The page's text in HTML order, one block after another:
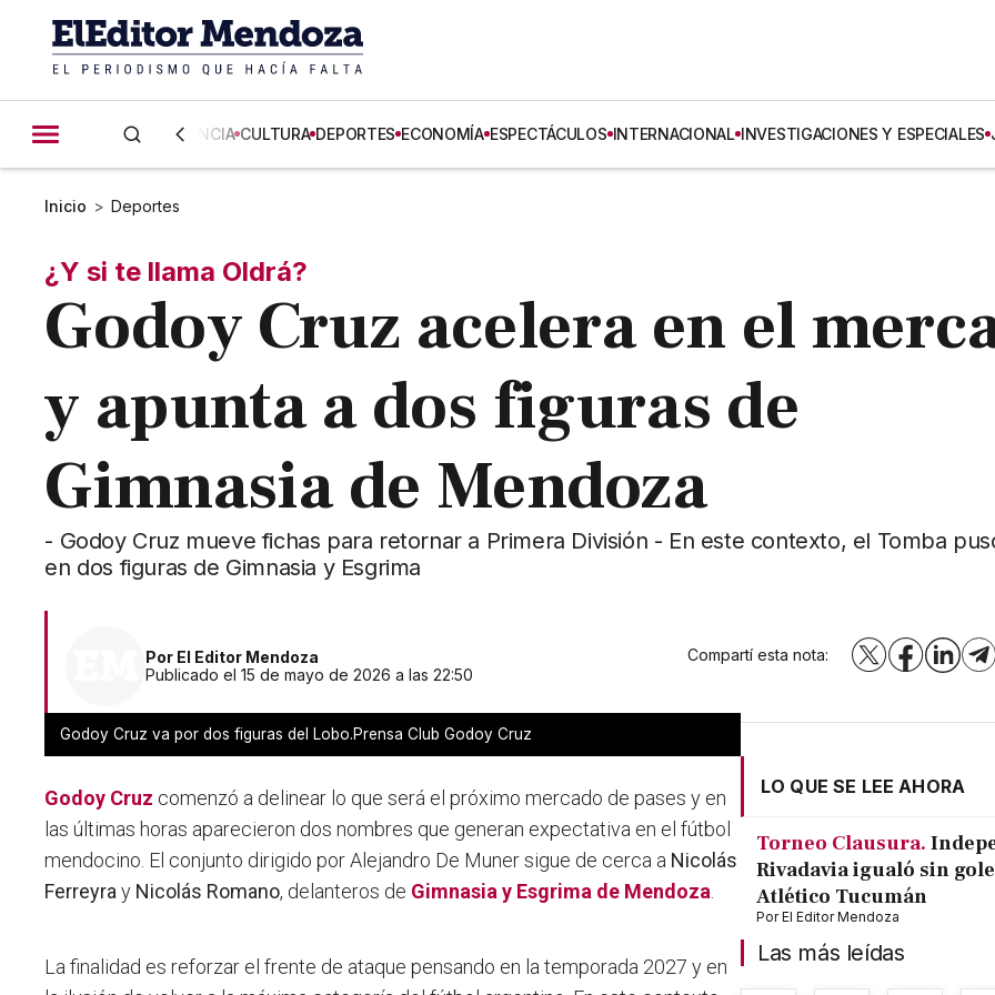
CIENCIA CULTURA DEPORTES ECONOMÍA ESPECTÁCULOS INTERNACIONAL INVESTIGACIONES Y ESPECIALES
Inicio > Deportes
¿Y si te llama Oldrá?
Godoy Cruz acelera en el
y apunta a dos figuras de
Gimnasia de Mendoza
- Godoy Cruz mueve fichas para retornar a Primera División - En este contexto, el Tomba
en dos figuras de Gimnasia y Esgrima
Por El Editor Mendoza
Publicado el 15 de mayo de 2026 a las 22:50
Compartí esta nota: X Facebook
Godoy Cruz va por dos figuras del Lobo.Prensa Club Godoy Cruz
Godoy Cruz comenzó a delinear lo que será el próximo mercado de pases y en
las últimas horas aparecieron dos nombres que generan expectativa en el fútbol
mendocino. El conjunto dirigido por Alejandro De Muner sigue de cerca a Nicolás
Ferreyra y Nicolás Romano, delanteros de Gimnasia y Esgrima de Mendoza
La finalidad es reforzar el frente de ataque pensando en la temporada 2027 y en
LO QUE SE LEE AHORA
Torneo Clausura.
Rivadavia igualó sin
Atlético Tucumán
PorEl Editor Mendoza
Las más leídas